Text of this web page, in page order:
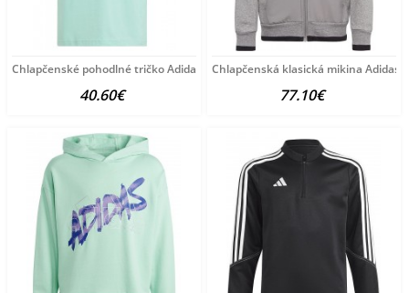
Chlapčenské pohodlné tričko Adidas A6210
40.60€
Chlapčenská klasická mikina Adidas
77.10€